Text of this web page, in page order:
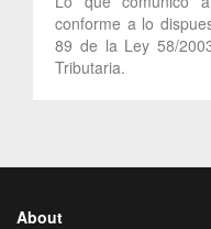
conforme a lo
89 de la Ley 58/
Tributaria.
About